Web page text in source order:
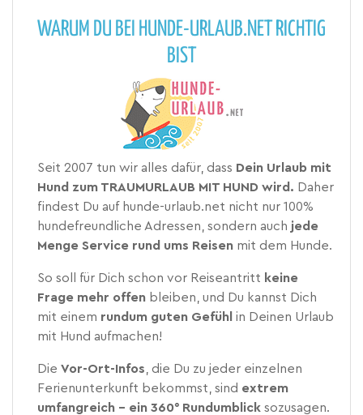
WARUM DU BEI HUNDE-URLAUB.NET RICHTIG
BIST
Seit 2007 tun wir alles dafür, dass Dein Urlaub mit
Hund zum TRAUMURLAUB MIT HUND wird. Daher
findest Du auf hunde-urlaub.net nicht nur 100%
hundefreundliche Adressen, sondern auch jede
Menge Service rund ums Reisen mit dem Hunde.
So soll für Dich schon vor Reiseantritt keine
Frage mehr offen bleiben, und Du kannst Dich
mit einem rundum guten Gefühl in Deinen Urlaub
mit Hund aufmachen!
Die Vor-Ort-Infos, die Du zu jeder einzelnen
Ferienunterkunft bekommst, sind extrem
umfangreich – ein 360° Rundumblick sozusagen.